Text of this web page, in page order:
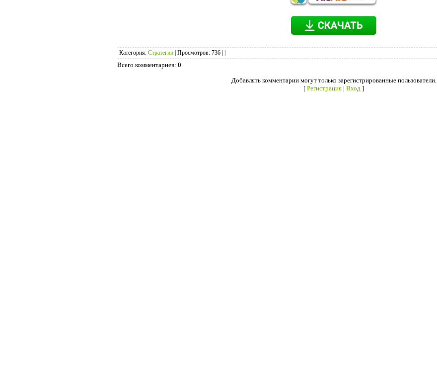
Категория: Стратегии Просмотров: 736
Всего комментариев: 0
Добавлять комментарии могут только зарегистрированные пользователи.
[ Регистрация | Вход ]